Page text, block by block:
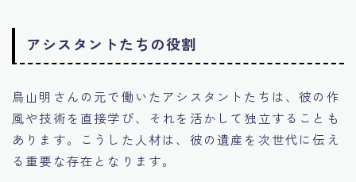
アシスタントたちの役割
鳥山明さんの元で働いたアシスタントたちは、彼の作
風や技術を直接学び、それを活かして独立することも
あります。こうした人材は、彼の遺産を次世代に伝え
る重要な存在となります。